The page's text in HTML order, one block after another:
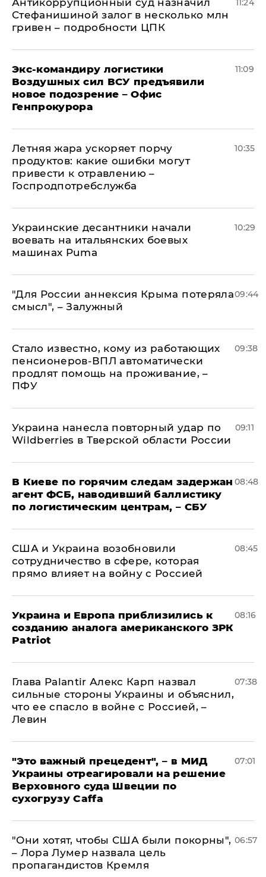
Стефанишиной залог в несколько млн
гривен – подробности ЦПК
Экс-командиру логистики
Воздушных сил ВСУ предъявили
новое подозрение – Офис
Генпрокурора
11:09
Летняя жара ускоряет порчу
продуктов: какие ошибки могут
привести к отравлению –
Госпродпотребслужба
10:35
Украинские десантники начали
воевать на итальянских боевых
машинах Puma
10:29
"Для России аннексия Крыма потеряла
смысл", – Залужный
09:44
Стало известно, кому из работающих
пенсионеров-ВПЛ автоматически
продлят помощь на проживание, –
ПФУ
09:38
Украина нанесла повторный удар по
Wildberries в Тверской области России
09:11
В Киеве по горячим следам задержан
агент ФСБ, наводивший баллистику
по логистическим центрам, – СБУ
08:48
США и Украина возобновили
сотрудничество в сфере, которая
прямо влияет на войну с Россией
08:45
Украина и Европа приблизились к
созданию аналога американского ЗРК
Patriot
08:16
Глава Palantir Алекс Карп назвал
сильные стороны Украины и объяснил,
что ее спасло в войне с Россией, –
Левин
07:38
"Это важный прецедент", – в МИД
Украины отреагировали на решение
Верховного суда Швеции по
сухогрузу Caffa
07:01
"Они хотят, чтобы США были покорны",
– Лора Лумер назвала цель
пропагандистов Кремля
06:57